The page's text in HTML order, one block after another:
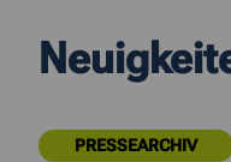
PRESSEARCHIV